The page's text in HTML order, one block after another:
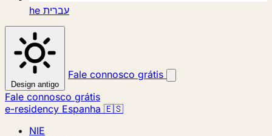
he עברית
Design antigo
Fale connosco grátis
Fale connosco grátis
e-residency Espanha 🇪🇸
NIE